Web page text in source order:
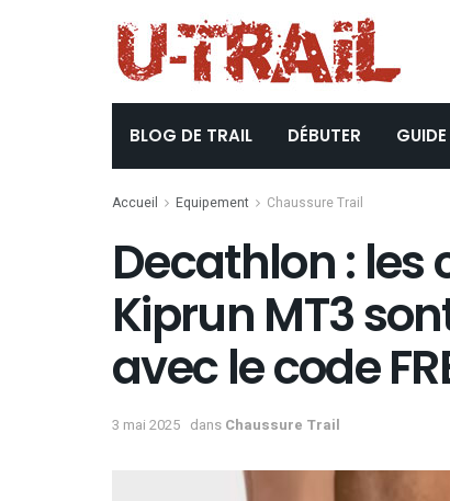
BLOG DE TRAIL DÉBUTER
Accueil Equipement Chaussure Trail
Decathlon : les
Kiprun MT3
avec le code
3 mai 2025 dans Chaussure Trail